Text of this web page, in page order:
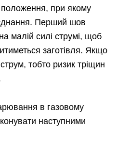
при якому
Перший шов
малій силі струмі, щоб
заготівля. Якщо
тобто ризик тріщин
в газовому
наступними